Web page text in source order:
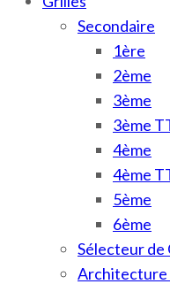
Secondaire
1ère
2ème
3ème
3ème
4ème
4ème
5ème
6ème
Sélecteur de
Architecture